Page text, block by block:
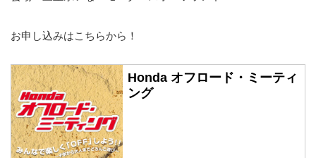
お申し込みはこちらから！
Honda オフロード・ミーティ
ング